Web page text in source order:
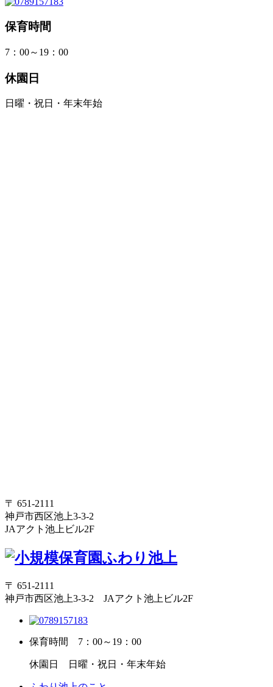
保育時間
7：00～19：00
休園日
日曜・祝日・年末年始
〒 651-2111
神戸市西区池上3-3-2
JAアクト池上ビル2F
〒 651-2111
神戸市西区池上3-3-2 JAアクト池上ビル2F
保育時間 7：00～19：00
休園日 日曜・祝日・年末年始